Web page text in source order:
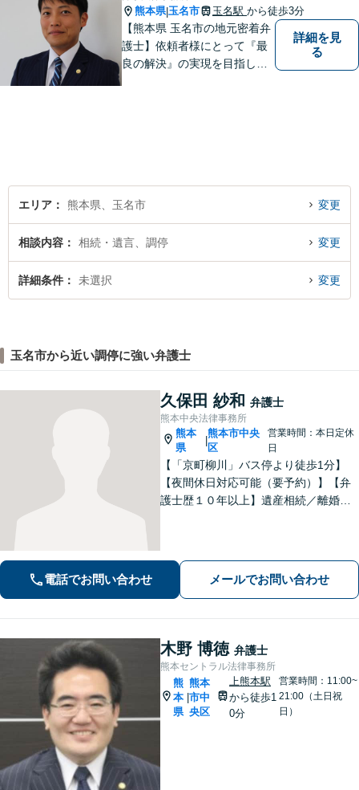
熊本県|玉名市 玉名駅 から徒歩3分
【熊本県 玉名市の地元密着弁
護士】依頼者様にとって『最
良の解決』の実現を目指しま
詳細を見
る
エリア 熊本県、玉名市 変更
相談内容 相続・遺言、調停 変更
詳細条件 未選択 変更
玉名市から近い調停に強い弁護士
久保田 紗和 弁護士
熊本中央法律事務所
熊本
県
|
熊本市中央
区
営業時間：本日定休
日
【「京町柳川」バス停より徒歩1分】
【夜間休日対応可能（要予約）】【弁
護士歴１０年以上】遺産相続／離婚・
す。お気軽にご相談ください。
電話でお問い合わせ メールでお問い合わせ
木野 博徳 弁護士
熊本セントラル法律事務所
熊
本
県
熊本
市中
央区
上熊本駅
から徒歩1
0分
営業時間：11:00~
21:00（土日祝
日）